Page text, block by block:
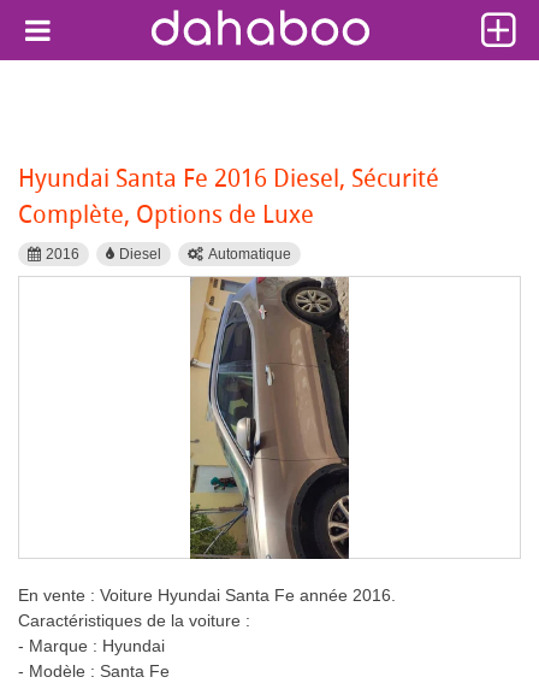
Hyundai Santa Fe 2016 Diesel, Sécurité
Complète, Options de Luxe
2016 Diesel Automatique
En vente : Voiture Hyundai Santa Fe année 2016.
Caractéristiques de la voiture :
- Marque : Hyundai
- Modèle : Santa Fe